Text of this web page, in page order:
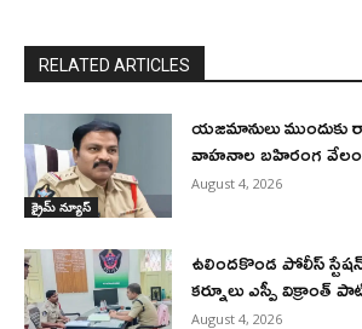
RELATED ARTICLES
క్రైమ్ న్యూస్
యజమానులు ముందుకు
వాహనాల బహిరంగ
August 4, 2026
ఉలిందకొండ పోలీస్
కర్నూలు ఎస్పీ విక్రాంత్
August 4, 2026